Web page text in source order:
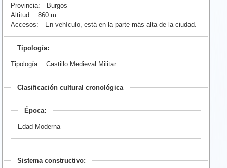
Provincia:
Burgos
Altitud:
860 m
Accesos:
En vehículo, está en la parte más alta de la ciudad.
Tipología:
Tipología: Castillo Medieval Militar
Clasificación cultural cronológica
Época:
Edad Moderna
Sistema constructivo: